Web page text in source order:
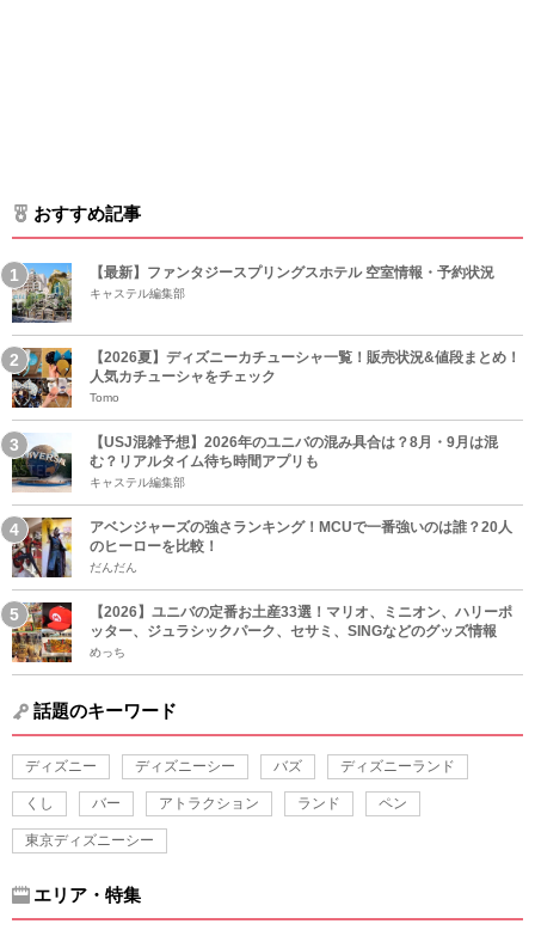
おすすめ記事
【最新】ファンタジースプリングスホテル 空室情報・予約状況
キャステル編集部
【2026夏】ディズニーカチューシャ一覧！販売状況&値段まとめ！
人気カチューシャをチェック
Tomo
【USJ混雑予想】2026年のユニバの混み具合は？8月・9月は混
む？リアルタイム待ち時間アプリも
キャステル編集部
アベンジャーズの強さランキング！MCUで一番強いのは誰？20人
のヒーローを比較！
だんだん
【2026】ユニバの定番お土産33選！マリオ、ミニオン、ハリーポ
ッター、ジュラシックパーク、セサミ、SINGなどのグッズ情報
めっち
話題のキーワード
ディズニー ディズニーシー バズ ディズニーランド
くし バー アトラクション ランド ペン
東京ディズニーシー
エリア・特集